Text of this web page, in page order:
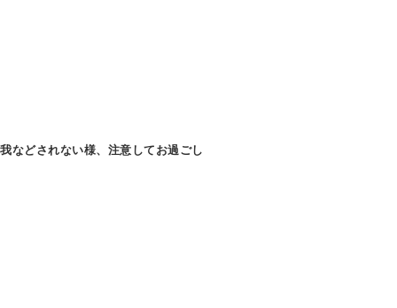
などされない様、注意してお過ごし